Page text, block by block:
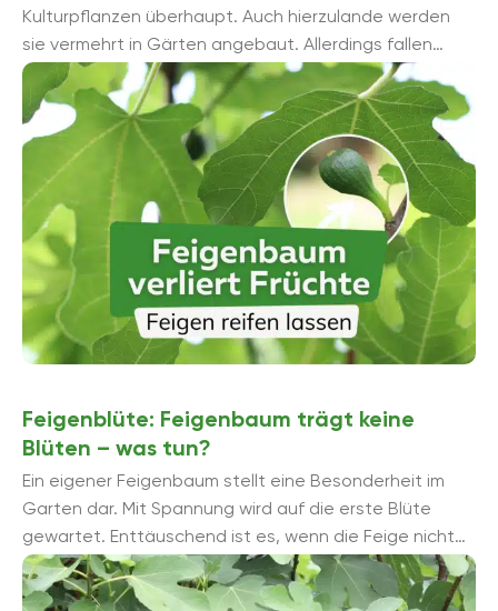
Kulturpflanzen überhaupt. Auch hierzulande werden
sie vermehrt in Gärten angebaut. Allerdings fallen
mitunter die Früchte noch unreif vom Feigenbaum. ...
Feigenblüte: Feigenbaum trägt keine
Blüten – was tun?
Ein eigener Feigenbaum stellt eine Besonderheit im
Garten dar. Mit Spannung wird auf die erste Blüte
gewartet. Enttäuschend ist es, wenn die Feige nicht
blühen will. Die ...